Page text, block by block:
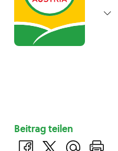
Beitrag teilen